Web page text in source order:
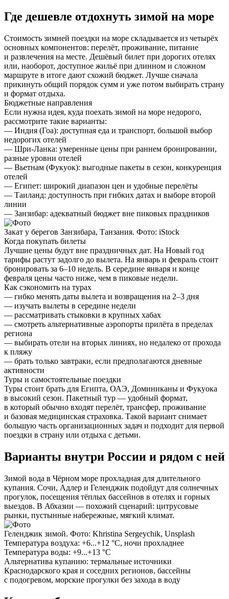
Где дешевле отдохнуть зимой на море
Стоимость зимней поездки на море складывается из четырёх
основных компонентов: перелёт, проживание, питание
и развлечения на месте. Дешёвый билет при дорогих отелях
или, наоборот, доступное жильё при длинном и сложном
маршруте в итоге дают схожий бюджет. Лучше сначала
прикинуть общий порядок сумм и уже потом выбирать страну
и формат отдыха.
Бюджетные направления
Если нужна идея, куда поехать зимой на море недорого,
рассмотрите такие варианты:
— Индия (Гоа): доступная еда и транспорт, большой выбор
недорогих отелей
— Шри-Ланка: умеренные цены при раннем бронировании,
разные уровни отелей
— Вьетнам (Фукуок): выгодные пакеты в сезон, конкуренция
отелей
— Египет: широкий диапазон цен и удобные перелёты
— Таиланд: доступность при гибких датах и выборе второй
линии
— Занзибар: адекватный бюджет вне пиковых праздников
Закат у берегов Занзибара, Танзания. Фото: iStock
Когда покупать билеты
Лучшие цены будут вне праздничных дат. На Новый год
тарифы растут задолго до вылета. На январь и февраль стоит
бронировать за 6–10 недель. В середине января и конце
февраля цены часто ниже, чем в пиковые недели.
Как сэкономить на турах
— гибко менять даты вылета и возвращения на 2–3 дня
— изучать вылеты в середине недели
— рассматривать стыковки в крупных хабах
— смотреть альтернативные аэропорты прилёта в пределах
региона
— выбирать отели на вторых линиях, но недалеко от прохода
к пляжу
— брать только завтраки, если предполагаются дневные
активности
Туры и самостоятельные поездки
Туры стоит брать для Египта, ОАЭ, Доминиканы и Фукуока
в высокий сезон. Пакетный тур — удобный формат,
в который обычно входят перелёт, трансфер, проживание
и базовая медицинская страховка. Такой вариант снимает
большую часть организационных задач и подходит для первой
поездки в страну или отдыха с детьми.
Варианты внутри России и рядом с ней
Зимой вода в Чёрном море прохладная для длительного
купания. Сочи, Адлер и Геленджик подойдут для солнечных
прогулок, посещения тёплых бассейнов в отелях и горных
выездов. В Абхазии — похожий сценарий: цитрусовые
рынки, пустынные набережные, мягкий климат.
Геленджик зимой. Фото: Khristina Sergeychik, Unsplash
Температура воздуха: +6...+12 °C, ночи прохладнее
Температура воды: +9...+13 °C
Альтернатива купанию: термальные источники
Краснодарского края и соседних регионов, бассейны
с подогревом, морские прогулки без захода в воду